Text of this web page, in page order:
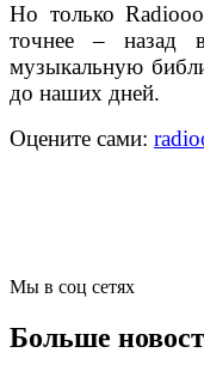
Но только
точнее – назад
музыкальную
до наших дней.
Оцените сами:
Мы в соц сетях
Больше